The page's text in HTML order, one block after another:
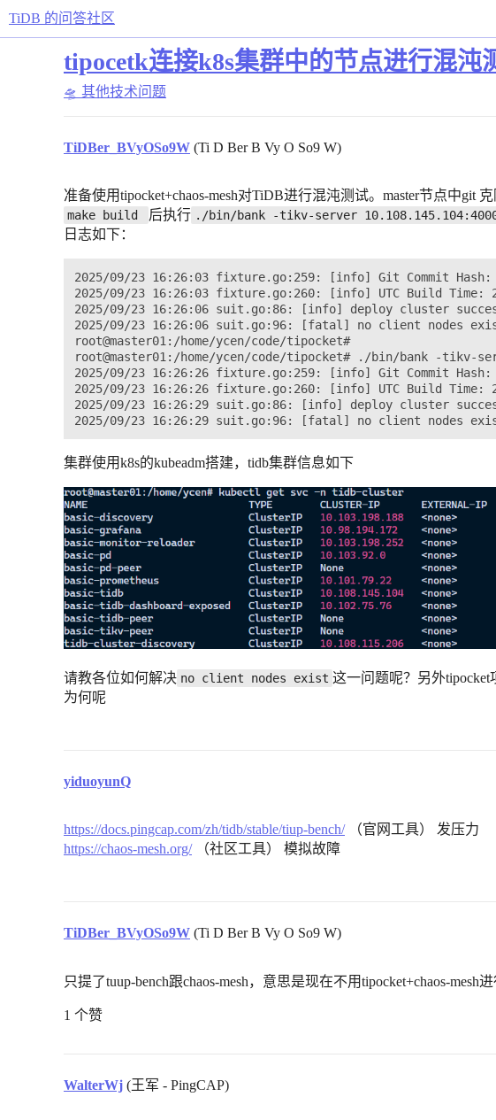
TiDB 的问答社区
tipocetk连接k8s集群中的节点进行混沌
🛸 其他技术问题
TiDBer_BVyOSo9W (Ti D Ber B Vy O So9 W)
准备使用tipocket+chaos-mesh对TiDB进行混沌测试。master节点中git 克
make build 后执行 ./bin/bank -tikv-server
日志如下：
2025/09/23 16:26:03 fixture.go:259: [info] Git Commit Hash:
2025/09/23 16:26:03 fixture.go:260: [info] UTC Build Time:
2025/09/23 16:26:06 suit.go:86: [info] deploy cluster
2025/09/23 16:26:06 suit.go:96: [fatal] no client nodes
root@master01:/home/ycen/code/tipocket#
root@master01:/home/ycen/code/tipocket# ./bin/bank -tikv-
2025/09/23 16:26:26 fixture.go:259: [info] Git Commit Hash:
2025/09/23 16:26:26 fixture.go:260: [info] UTC Build Time:
2025/09/23 16:26:29 suit.go:86: [info] deploy cluster
集群使用k8s的kubeadm搭建，tidb集群信息如下
请教各位如何解决 no client nodes exist 这一问题呢？另外tipocket
为何呢
yiduoyunQ
https://docs.pingcap.com/zh/tidb/stable/tiup-bench/（官网工具） 发压力
https://chaos-mesh.org/（社区工具） 模拟故障
TiDBer_BVyOSo9W (Ti D Ber B Vy O So9 W)
只提了tuup-bench跟chaos-mesh，意思是现在不用tipocket+chaos-mesh
1 个赞
WalterWj (王军 - PingCAP)